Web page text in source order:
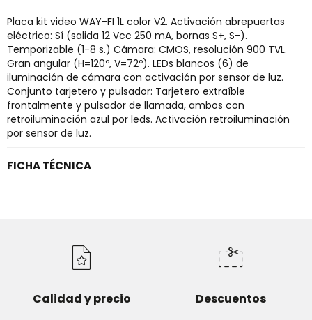
Placa kit video WAY-FI 1L color V2. Activación abrepuertas
eléctrico: Sí (salida 12 Vcc 250 mA, bornas S+, S-).
Temporizable (1-8 s.) Cámara: CMOS, resolución 900 TVL.
Gran angular (H=120º, V=72º). LEDs blancos (6) de
iluminación de cámara con activación por sensor de luz.
Conjunto tarjetero y pulsador: Tarjetero extraíble
frontalmente y pulsador de llamada, ambos con
retroiluminación azul por leds. Activación retroiluminación
por sensor de luz.
FICHA TÉCNICA
Calidad y precio Descuentos